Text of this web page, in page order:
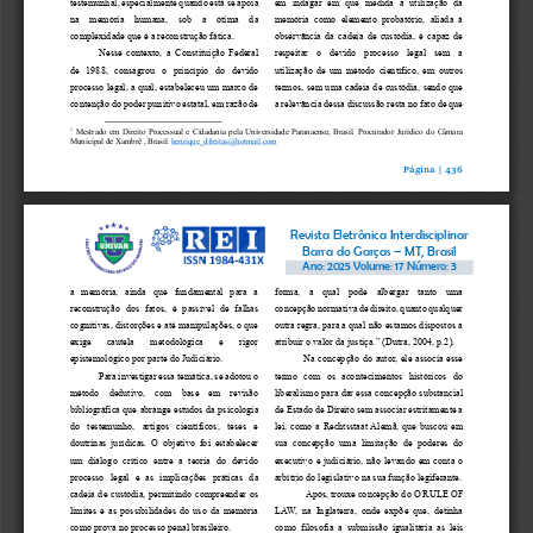
Página | 436
na  memória  humana,  sob  a  ótima  da
complexidade que é a reconstrução fática.
Nesse  contexto,  a  Constituição  Federal
de  1988,  consagrou  o  princípio  do
devido
processo legal, a qual, estabeleceu um marco de
contenção do poder punitivo estatal, em razão de
1
Mestrado em Direito Processual e Cidadania pela Universidade Paranaense, Brasil. Procurador Jurídico do Câmara
Municipal de Xambrê , Brasil. henrique_dfreitas@hotmail.com
memória  como  elemento  probatório,  aliada  à
observância da cadeia de custódia, é capaz de
respeitar  o  devido  processo  legal  sem  a
utilização de um método científico, em outros
termos, sem uma cadeia de custódia, sendo que
a relevância dessa discussão resta no fato de que
Revista Eletrônica Interdisciplinar
Barra do Garças – MT, Brasil
Ano: 2025Volume: 17Número: 3
a  memória,  ainda  que  fundamental  para  a
reconstrução  dos  fatos,  é  passível  de  falhas
cognitivas, distorções e até manipulações, o que
exige   cautela   metodológica   e   rigor
epistemológico por parte do Judiciário.
Para investigar essa temática, se adotou o
método  dedutivo,  com  base  em  revisão
bibliográfica que abrange estudos da psicologia
do  testemunho,  artigos  científicos,  teses  e
doutrinas  jurídicas.  O  objetivo  foi  estabelecer
um  diálogo  crítico  entre  a  teoria  do  devido
processo  legal  e  as  implicações  práticas  da
cadeia de custódia, permitindo compreender os
limites e as possibilidades do uso da memória
como prova no processo penal brasileiro.
forma,  a  qual  pode  albergar  tanto  uma
concepção normativa de direito, quanto qualquer
outra regra, para a qual não estamos dispostos a
atribuir o valor da justiça. ” (Dutra, 2004, p.2).
Na concepção do autor, ele associa esse
termo  com  os  acontecimentos  históricos
do
liberalismo para dar essa concepção substancial
de Estado de Direito sem associar estritamente a
lei, como a Rechtsstaat Alemã , que buscou em
sua  concepção uma  limitação  de  poderes  do
executivo e judiciário, não levando em conta o
arbítrio do legislativo na sua função legiferante.
Após, trouxe concepção do O RULE OF
LAW,  na  Inglaterra ,  onde  expõe  que,  detinha
como  filosofia a submissão  igualitária  as  leis